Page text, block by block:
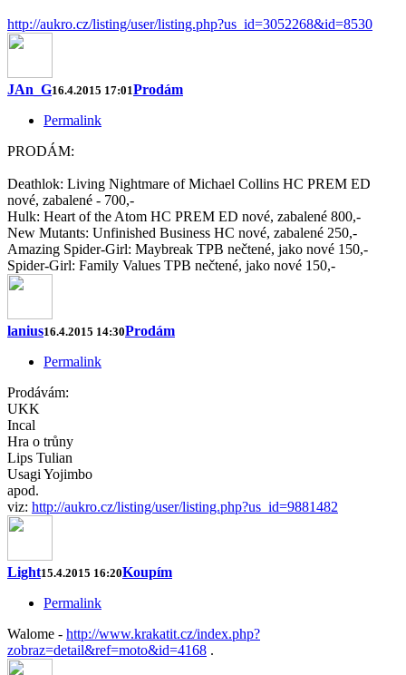
http://aukro.cz/listing/user/listing.php?us_id=3052268&id=8530
JAn_G16.4.2015 17:01Prodám
Permalink
PRODÁM:
Deathlok: Living Nightmare of Michael Collins HC PREM ED
nové, zabalené - 700,-
Hulk: Heart of the Atom HC PREM ED nové, zabalené 800,-
New Mutants: Unfinished Business HC nové, zabalené 250,-
Amazing Spider-Girl: Maybreak TPB nečtené, jako nové 150,-
Spider-Girl: Family Values TPB nečtené, jako nové 150,-
lanius16.4.2015 14:30Prodám
Permalink
Prodávám:
UKK
Incal
Hra o trůny
Lips Tulian
Usagi Yojimbo
apod.
viz: http://aukro.cz/listing/user/listing.php?us_id=9881482
Light15.4.2015 16:20Koupím
Permalink
Walome - http://www.krakatit.cz/index.php?
zobraz=detail&ref=moto&id=4168 .